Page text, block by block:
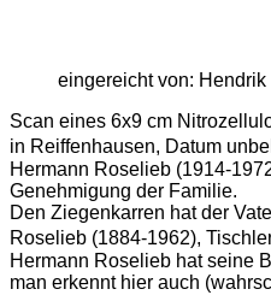
eingereicht von:
Scan eines 6x9 cm
in Reiffenhausen, Datum
Hermann Roselieb (1914-
Genehmigung der Familie.
Den Ziegenkarren hat der
Roselieb (1884-1962),
Hermann Roselieb hat seine
man erkennt hier auch